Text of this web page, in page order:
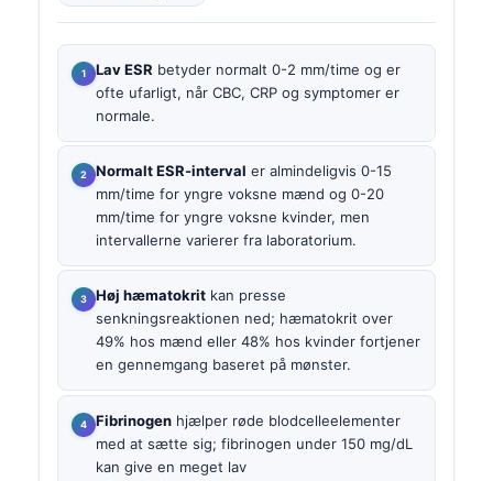
Lav ESR betyder normalt 0-2 mm/time og er
ofte ufarligt, når CBC, CRP og symptomer er
normale.
Normalt ESR-interval er almindeligvis 0-15
mm/time for yngre voksne mænd og 0-20
mm/time for yngre voksne kvinder, men
intervallerne varierer fra laboratorium.
Høj hæmatokrit kan presse
senkningsreaktionen ned; hæmatokrit over
49% hos mænd eller 48% hos kvinder fortjener
en gennemgang baseret på mønster.
Fibrinogen hjælper røde blodcelleelementer
med at sætte sig; fibrinogen under 150 mg/dL
kan give en meget lav